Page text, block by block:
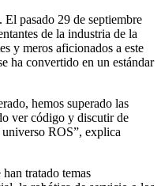
pasado 29 de septiembre
de la industria de la
y meros aficionados a este
ha convertido en un estándar
hemos superado las
ver código y discutir de
ROS”, explica
tratado temas